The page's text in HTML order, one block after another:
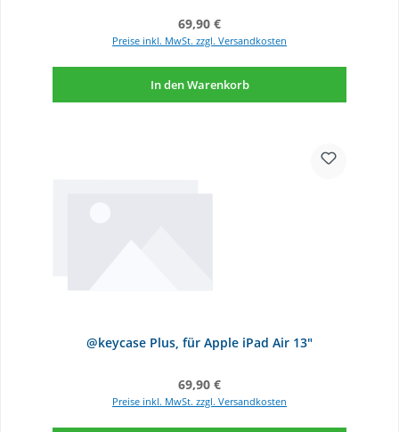
Regulärer Preis:
69,90 €
Preise inkl. MwSt. zzgl. Versandkosten
In den Warenkorb
@keycase Plus, für Apple iPad Air 13"
Regulärer Preis:
69,90 €
Preise inkl. MwSt. zzgl. Versandkosten